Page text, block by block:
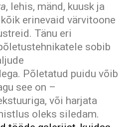
, lehis, mänd, kuusk ja
erinevaid värvitoone
Tänu eri
sobib
Põletatud puidu võib
see on –
või harjata
oleks siledam.